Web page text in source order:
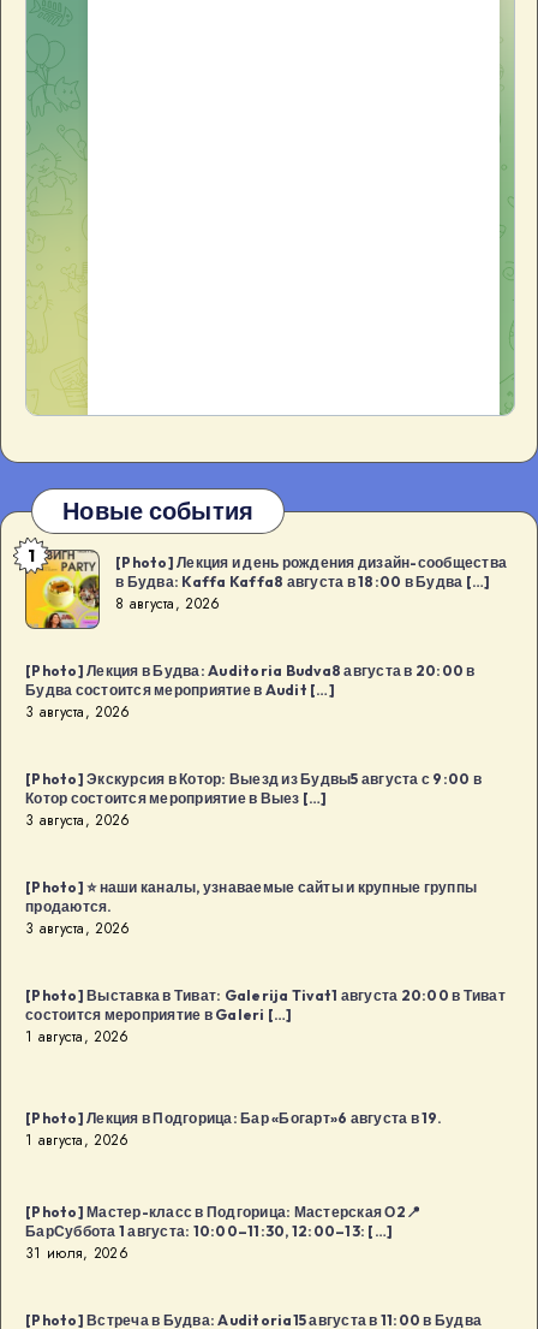
Новые события
[Photo]
Лекция
и
рождения
дизайн-
в
Будва:
Kaffa
августа
в
в
Будва
[…]
1
[Photo] Лекция и день рождения дизайн-сообщества
в Будва: Kaffa Kaffa8 августа в 18:00 в Будва […]
8 августа, 2026
[Photo] Лекция в Будва: Auditoria Budva8 августа в 20:00 в
Будва состоится мероприятие в Audit […]
3 августа, 2026
[Photo] Экскурсия в Котор: Выезд из Будвы5 августа с 9:00 в
Котор состоится мероприятие в Выез […]
3 августа, 2026
[Photo] ⭐️ наши каналы, узнаваемые сайты и крупные группы
продаются.
3 августа, 2026
[Photo] Выставка в Тиват: Galerija Tivat1 августа 20:00 в Тиват
состоится мероприятие в Galeri […]
1 августа, 2026
[Photo] Лекция в Подгорица: Бар «Богарт»6 августа в 19.
1 августа, 2026
[Photo] Мастер-класс в Подгорица: Мастерская О2📍
БарСуббота 1 августа: 10:00–11:30, 12:00–13: […]
31 июля, 2026
[Photo] Встреча в Будва: Auditoria15 августа в 11:00 в Будва